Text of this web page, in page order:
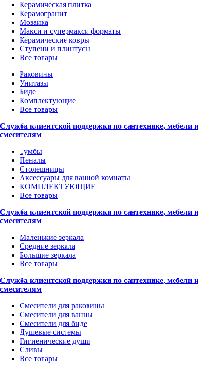
Керамическая плитка
Керамогранит
Мозаика
Макси и супермакси форматы
Керамические ковры
Ступени и плинтусы
Все товары
Раковины
Унитазы
Биде
Комплектующие
Все товары
Служба клиентской поддержки по сантехнике, мебели и
смесителям
Тумбы
Пеналы
Столешницы
Аксессуары для ванной комнаты
КОМПЛЕКТУЮЩИЕ
Все товары
Служба клиентской поддержки по сантехнике, мебели и
смесителям
Маленькие зеркала
Средние зеркала
Большие зеркала
Все товары
Служба клиентской поддержки по сантехнике, мебели и
смесителям
Смесители для раковины
Смесители для ванны
Смесители для биде
Душевые системы
Гигиенические души
Сливы
Все товары